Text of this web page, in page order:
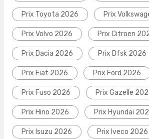
Prix Toyota 2026 Prix
Prix Volvo 2026 Prix Citroen
Prix Dacia 2026 Prix Dfsk 2026
Prix Fiat 2026 Prix Ford 2026
Prix Fuso 2026 Prix Gazelle
Prix Hino 2026 Prix Hyundai
Prix Isuzu 2026 Prix Iveco 2026